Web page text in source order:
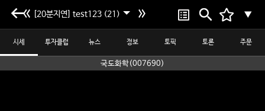
[20분지연] test123 (21) ▼
시세 투자클럽 뉴스 정보 토픽 토론 주문
국도화학(007690)